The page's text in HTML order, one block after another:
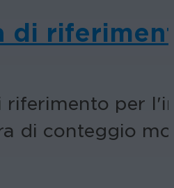
di
riferimento per
di conteggio